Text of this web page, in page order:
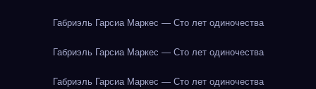
Габриэль Гарсиа Маркес — Сто лет одиночества
Габриэль Гарсиа Маркес — Сто лет одиночества
Габриэль Гарсиа Маркес — Сто лет одиночества